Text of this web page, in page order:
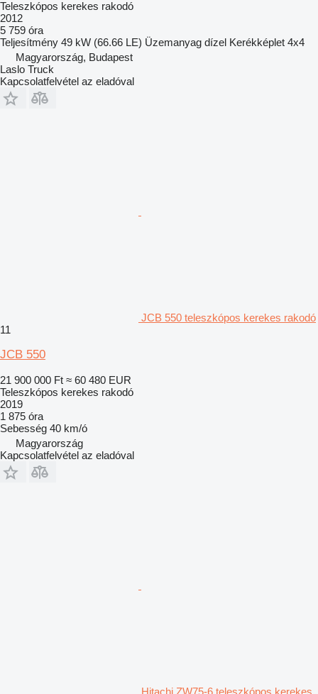
Teleszkópos kerekes rakodó
2012
5 759 óra
Teljesítmény 49 kW (66.66 LE) Üzemanyag dízel Kerékképlet 4x4
Magyarország, Budapest
Laslo Truck
Kapcsolatfelvétel az eladóval
JCB 550 teleszkópos kerekes rakodó
11
JCB 550
21 900 000 Ft ≈ 60 480 EUR
Teleszkópos kerekes rakodó
2019
1 875 óra
Sebesség 40 km/ó
Magyarország
Kapcsolatfelvétel az eladóval
Hitachi ZW75-6 teleszkópos kerekes